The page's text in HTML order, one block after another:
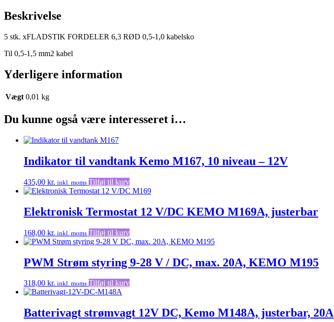
antal
Beskrivelse
5 stk. xFLADSTIK FORDELER 6,3 RØD 0,5-1,0 kabelsko
Til 0,5-1,5 mm2 kabel
Yderligere information
Vægt 0,01 kg
Du kunne også være interesseret i…
Indikator til vandtank Kemo M167, 10 niveau – 12V
435,00 kr. inkl. moms Tilføj til kurv
Elektronisk Termostat 12 V/DC KEMO M169A, justerbar
168,00 kr. inkl. moms Tilføj til kurv
PWM Strøm styring 9-28 V / DC, max. 20A, KEMO M195
318,00 kr. inkl. moms Tilføj til kurv
Batterivagt strømvagt 12V DC, Kemo M148A, justerbar, 20A